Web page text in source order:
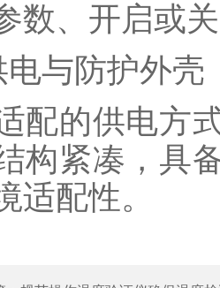
数、开启或
与防护外壳
的供电方式
构紧凑，具
适配性。